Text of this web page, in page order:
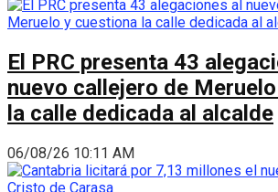
El PRC presenta 43
nuevo callejero de
la calle dedicada al alcalde
06/08/26 10:11 AM